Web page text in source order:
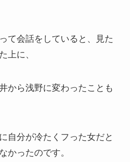
て会話をしていると、見た
上に、
から浅野に変わったことも
自分が冷たくフった女だと
かったのです。